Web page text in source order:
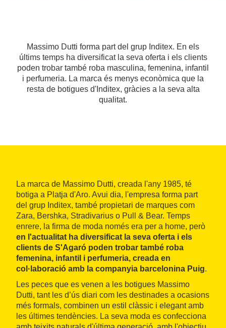
Massimo Dutti forma part del grup Inditex. En els
últims temps ha diversificat la seva oferta i els clients
poden trobar també roba masculina, femenina, infantil
i perfumeria. La marca és menys econòmica que la
resta de botigues d'Inditex, gràcies a la seva alta
qualitat.
La marca de Massimo Dutti, creada l'any 1985, té
botiga a Platja d'Aro. Avui dia, l'empresa forma part
del grup Inditex, també propietari de marques com
Zara, Bershka, Stradivarius o Pull & Bear. Temps
enrere, la firma de moda només era per a home, però
en l'actualitat ha diversificat la seva oferta i els
clients de S'Agaró poden trobar també roba
femenina, infantil i perfumeria, creada en
col·laboració amb la companyia barcelonina Puig.
Les peces que es venen a les botigues Massimo
Dutti, tant les d’ús diari com les destinades a ocasions
més formals, combinen un estil clàssic i elegant amb
les últimes tendències. La seva moda es confecciona